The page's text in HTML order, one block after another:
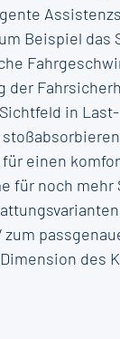
Beispiel das
der
in
einen
für noch
zum
des